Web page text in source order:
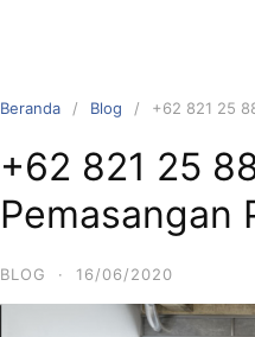
Beranda Blog +62 821 25
+62 821 25
Pemasangan
BLOG · 16/06/2020